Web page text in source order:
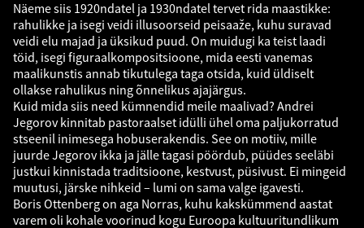
Näeme siis 1920ndatel ja 1930ndatel tervet rida maastikke:
rahulikke ja isegi veidi illusoorseid peisaaže, kuhu suravad
veidi elu majad ja üksikud puud. On muidugi ka teist laadi
töid, isegi figuraalkompositsioone, mida eesti vanemas
maalikunstis annab tikutulega taga otsida, kuid üldiselt
ollakse rahulikus ning õnnelikus ajajärgus.
Kuid mida siis need kümnendid meile maalivad? Andrei
Jegorov kinnitab pastoraalset idülli ühel oma paljukorratud
stseenil inimesega hobuserakendis. See on motiiv, mille
juurde Jegorov ikka ja jälle tagasi pöördub, püüdes seeläbi
justkui kinnistada traditsioone, kestvust, püsivust. Ei mingeid
muutusi, järske nihkeid – lumi on sama valge igavesti.
Boris Ottenberg on aga Norras, kuhu kakskümmend aastat
varem oli kohale voorinud kogu Euroopa kultuuritundlikum